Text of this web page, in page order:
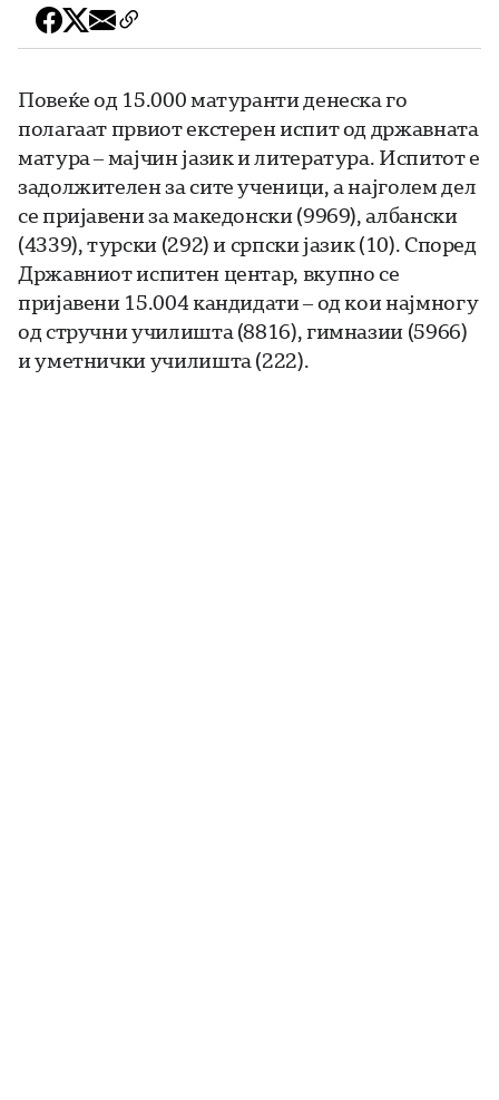
Повеќе од 15.000 матуранти денеска го
полагаат првиот екстерен испит од државната
матура – мајчин јазик и литература. Испитот е
задолжителен за сите ученици, а најголем дел
се пријавени за македонски (9969), албански
(4339), турски (292) и српски јазик (10). Според
Државниот испитен центар, вкупно се
пријавени 15.004 кандидати – од кои најмногу
од стручни училишта (8816), гимназии (5966)
и уметнички училишта (222).